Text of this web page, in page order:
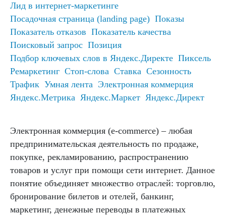
Электронная коммерция (e-commerce) – любая
предпринимательская деятельность по продаже,
покупке, рекламированию, распространению
товаров и услуг при помощи сети интернет. Данное
понятие объединяет множество отраслей: торговлю,
бронирование билетов и отелей, банкинг,
маркетинг, денежные переводы в платежных
Лид в интернет-маркетинге
Посадочная страница (landing page) Показы
Показатель отказов Показатель качества
Поисковый запрос Позиция
Подбор ключевых слов в Яндекс.Директе Пиксель
Ремаркетинг Стоп-слова Ставка Сезонность
Трафик Умная лента Электронная коммерция
Яндекс.Метрика Яндекс.Маркет Яндекс.Директ